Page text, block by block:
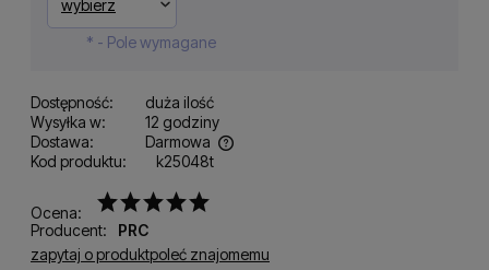
* - Pole wymagane
Dostępność:
duża ilość
Wysyłka w:
12 godziny
Dostawa:
Darmowa
Cena nie zawiera ewentualnych kosztów płatności
Kod produktu: k25048t
Ocena:
Producent:
PRC
zapytaj o produktpoleć znajomemu